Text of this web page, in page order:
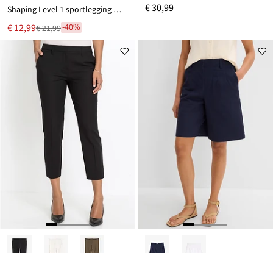
Shaping Level 1 sportlegging met zak, 3/4 lengte
Nu
voor
€ 12,99
Van
€ 21,99
€ 21,99-40%
€ 30,99